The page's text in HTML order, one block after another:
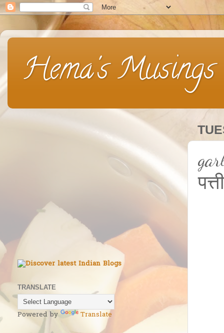
Hema's Musings
TRANSLATE
Powered by Translate